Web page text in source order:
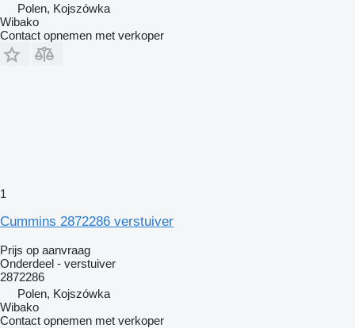
Polen, Kojszówka
Wibako
Contact opnemen met verkoper
1
Cummins 2872286 verstuiver
Prijs op aanvraag
Onderdeel - verstuiver
2872286
Polen, Kojszówka
Wibako
Contact opnemen met verkoper